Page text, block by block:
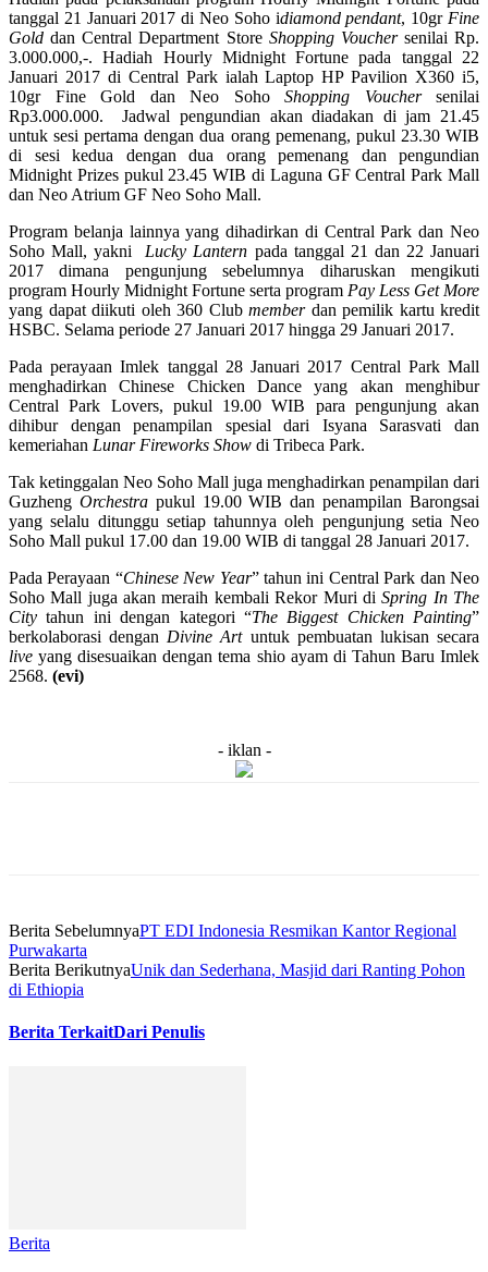
tanggal 21 Januari 2017 di Neo Soho idiamond pendant, 10gr Fine
Golddan Central Department Store Shopping Voucher senilai Rp.
3.000.000,-. Hadiah Hourly Midnight Fortune pada tanggal 22
Januari 2017 di Central Park ialah Laptop HP Pavilion X360 i5,
10gr Fine Gold dan Neo Soho Shopping Voucher senilai
Rp3.000.000. Jadwal pengundian akan diadakan di jam 21.45
untuk sesi pertama dengan dua orang pemenang, pukul 23.30 WIB
di sesi kedua dengan dua orang pemenang dan pengundian
Midnight Prizes pukul 23.45 WIB di Laguna GF Central Park Mall
dan Neo Atrium GF Neo Soho Mall.
Program belanja lainnya yang dihadirkan di Central Park dan Neo
Soho Mall, yakni Lucky Lantern pada tanggal 21 dan 22 Januari
2017 dimana pengunjung sebelumnya diharuskan mengikuti
program Hourly Midnight Fortune serta program Pay Less Get More
yang dapat diikuti oleh 360 Club member dan pemilik kartu kredit
HSBC. Selama periode 27 Januari 2017 hingga 29 Januari 2017.
Pada perayaan Imlek tanggal 28 Januari 2017 Central Park Mall
menghadirkan Chinese Chicken Dance yang akan menghibur
Central Park Lovers, pukul 19.00 WIB para pengunjung akan
dihibur dengan penampilan spesial dari Isyana Sarasvati dan
kemeriahan Lunar Fireworks Show di Tribeca Park.
Tak ketinggalan Neo Soho Mall juga menghadirkan penampilan dari
Guzheng Orchestra pukul 19.00 WIB dan penampilan Barongsai
yang selalu ditunggu setiap tahunnya oleh pengunjung setia Neo
Soho Mall pukul 17.00 dan 19.00 WIB di tanggal 28 Januari 2017.
Pada Perayaan “Chinese New Year” tahun ini Central Park dan Neo
Soho Mall juga akan meraih kembali Rekor Muri diSpring In The
Citytahun ini dengan kategori “The Biggest Chicken Painting”
berkolaborasi dengan Divine Art untuk pembuatan lukisan secara
liveyang disesuaikan dengan tema shio ayam di Tahun Baru Imlek
2568. (evi)
- iklan -
Berita SebelumnyaPT EDI Indonesia Resmikan Kantor Regional
Purwakarta
Berita BerikutnyaUnik dan Sederhana, Masjid dari Ranting Pohon
di Ethiopia
Berita TerkaitDari Penulis
Berita